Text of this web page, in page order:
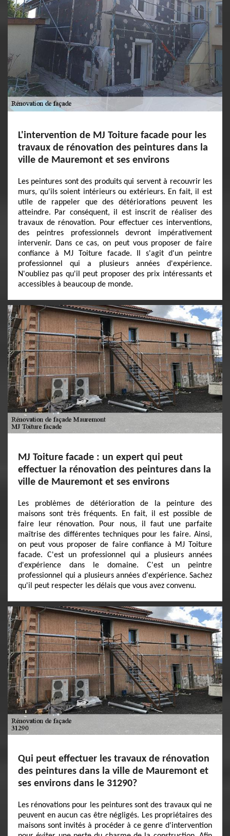
L'intervention de MJ Toiture facade pour les
travaux de rénovation des peintures dans la
ville de Mauremont et ses environs
Les peintures sont des produits qui servent à recouvrir les
murs, qu'ils soient intérieurs ou extérieurs. En fait, il est
utile de rappeler que des détériorations peuvent les
atteindre. Par conséquent, il est inscrit de réaliser des
travaux de rénovation. Pour effectuer ces interventions,
des peintres professionnels devront impérativement
intervenir. Dans ce cas, on peut vous proposer de faire
confiance à MJ Toiture facade. Il s'agit d'un peintre
professionnel qui a plusieurs années d'expérience.
N'oubliez pas qu'il peut proposer des prix intéressants et
accessibles à beaucoup de monde.
MJ Toiture facade : un expert qui peut
effectuer la rénovation des peintures dans la
ville de Mauremont et ses environs
Les problèmes de détérioration de la peinture des
maisons sont très fréquents. En fait, il est possible de
faire leur rénovation. Pour nous, il faut une parfaite
maîtrise des différentes techniques pour les faire. Ainsi,
on peut vous proposer de faire confiance à MJ Toiture
facade. C'est un professionnel qui a plusieurs années
d'expérience dans le domaine. C'est un peintre
professionnel qui a plusieurs années d'expérience. Sachez
qu'il peut respecter les délais que vous avez convenu.
Qui peut effectuer les travaux de rénovation
des peintures dans la ville de Mauremont et
ses environs dans le 31290?
Les rénovations pour les peintures sont des travaux qui ne
peuvent en aucun cas être négligés. Les propriétaires des
maisons sont invités à procéder à ce genre d'intervention